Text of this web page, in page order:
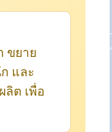
ขยาย
และ
ต เพื่อ